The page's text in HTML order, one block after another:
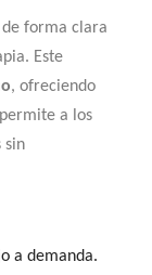
forma clara
Este
, ofreciendo
a los
sin
a demanda.